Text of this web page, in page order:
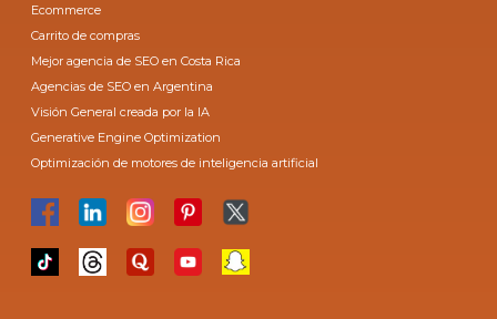
Ecommerce
Carrito de compras
Mejor agencia de SEO en Costa Rica
Agencias de SEO en Argentina
Visión General creada por la IA
Generative Engine Optimization
Optimización de motores de inteligencia artificial